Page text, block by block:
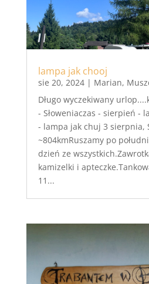
lampa jak chooj
sie 20, 2024| Marian,
Długo wyczekiwany
- Słoweniaczas - sierpień -
- lampa jak chuj 3 sierpnia,
~804kmRuszamy po
dzień ze
kamizelki i
11...